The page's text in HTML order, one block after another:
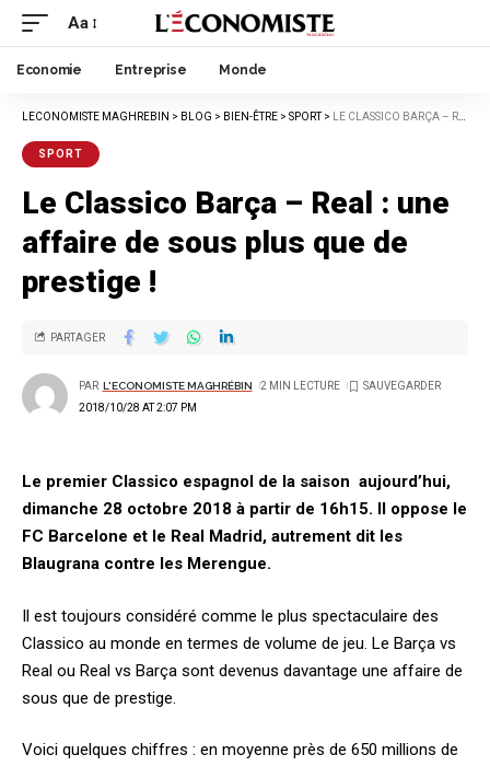
Aa
Economie Entreprise Monde
LECONOMISTE MAGHREBIN > BLOG > BIEN-ÊTRE > SPORT> LE CLASSICO BARÇA – REAL : UNE AFFAIRE DE SOUS PLUS QUE DE PRESTIGE !
SPORT
Le Classico Barça – Real : une
affaire de sous plus que de
prestige !
2018/10/28 AT 2:07 PM
PAR L'ECONOMISTE MAGHRÉBIN 2 MIN LECTURE
PARTAGER
Le premier Classico espagnol de la saison aujourd’hui,
dimanche 28 octobre 2018 à partir de 16h15. Il oppose le
FC Barcelone et le Real Madrid, autrement dit les
Blaugrana contre les Merengue.
Il est toujours considéré comme le plus spectaculaire des
Classico au monde en termes de volume de jeu. Le Barça vs
Real ou Real vs Barça sont devenus davantage une affaire de
sous que de prestige.
Voici quelques chiffres : en moyenne près de 650 millions de